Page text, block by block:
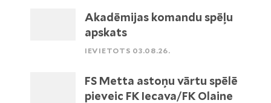
Akadēmijas komandu spēļu
apskats
IEVIETOTS 03.08.26.
FS Metta astoņu vārtu spēlē
pieveic FK Iecava/FK Olaine